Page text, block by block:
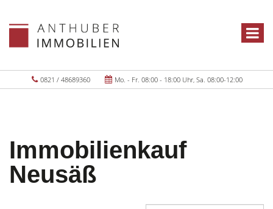
0821 / 48689360 Mo. - Fr. 08:00 - 18:00 Uhr, Sa. 08:00-12:00
Immobilienkauf
Neusäß